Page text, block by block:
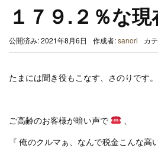
１７９.２％な現
公開済み: 2021年8月6日 作成者:sanori カ
たまには聞き役もこなす、さのりです。
ご高齢のお客様が暗い声で
、
『 俺のクルマぁ、なんで税金こんな高